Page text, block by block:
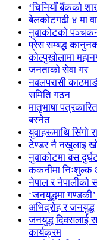
‘चिनियाँ बैंकको
बेलकोटगढी ४ मा
नुवाकोटको
प्रेस सम्बद्ध
कोल्पुखोलामा
जनताको सेवा गर
नवलपरासी
समिति गठन
मातृभाषा
बस्नेत
युवाहरूमाथि सिंगो
टेण्डर नै नखुलाइ
नुवाकोटमा बस
ककनीमा निःशुल्क
नेपाल र नेपालीको
‘जनयुद्धमा
अभिद्रोह र जनयुद्ध
जनयुद्ध दिवसलाई
कार्यक्रम